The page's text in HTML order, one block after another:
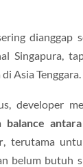
dianggap
Singapura,
Asia Tenggara.
developer
balance
, terutama
belum butuh